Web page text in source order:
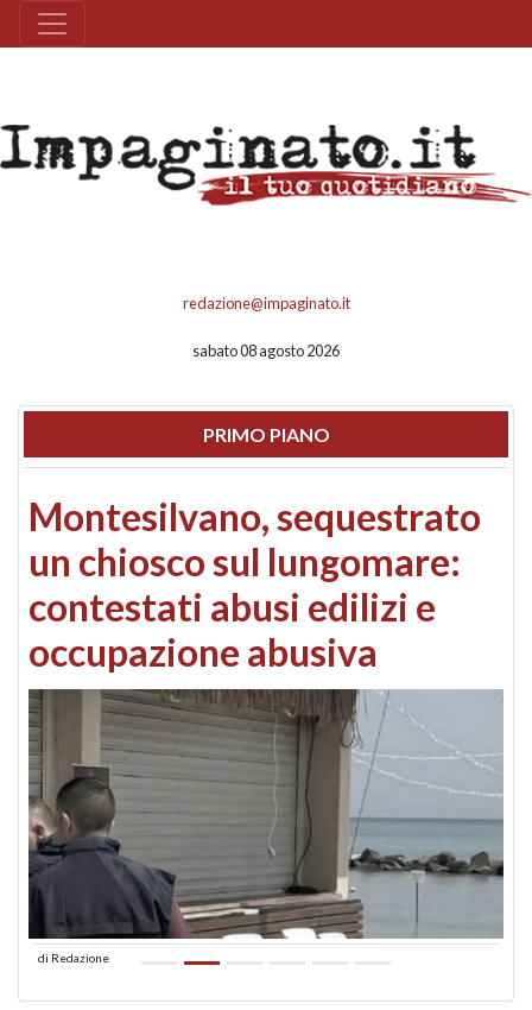
redazione@impaginato.it
sabato 08 agosto 2026
PRIMO PIANO
Montesilvano, sequestrato
un chiosco sul lungomare:
contestati abusi edilizi e
occupazione abusiva
di Redazione